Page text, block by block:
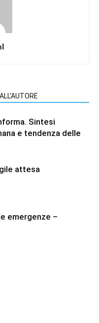
Sintesi
e tendenza delle
attesa
emergenze –